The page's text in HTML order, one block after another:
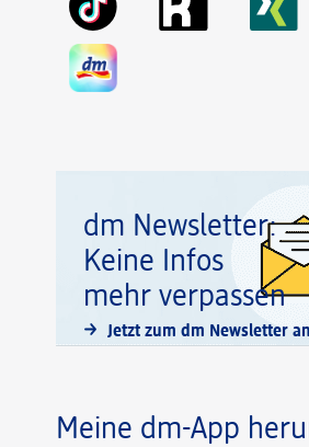
dm Newsletter:
Keine Infos
mehr verpassen
Jetzt zum dm Newsletter
Meine dm-App